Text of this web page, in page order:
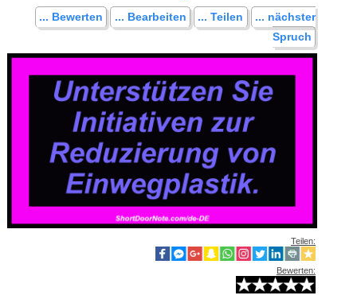
... Bewerten ... Bearbeiten ... Teilen
... nächster
Spruch
Teilen:
Bewerten: